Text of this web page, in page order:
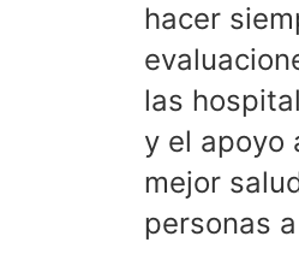
hacer
las
y el apoyo
mejor
personas